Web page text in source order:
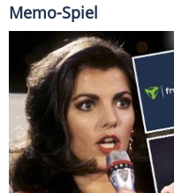
Memo-Spiel